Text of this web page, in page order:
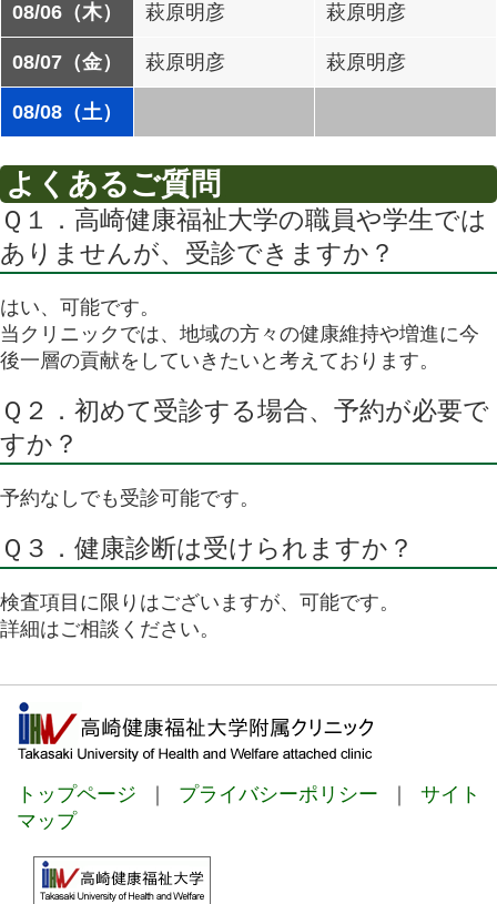
08/06（木） 萩原明彦 萩原明彦
08/07（金） 萩原明彦 萩原明彦
08/08（土）
よくあるご質問
Ｑ１．高崎健康福祉大学の職員や学生では
ありませんが、受診できますか？
はい、可能です。
当クリニックでは、地域の方々の健康維持や増進に今
後一層の貢献をしていきたいと考えております。
Ｑ２．初めて受診する場合、予約が必要で
すか？
予約なしでも受診可能です。
Ｑ３．健康診断は受けられますか？
検査項目に限りはございますが、可能です。
詳細はご相談ください。
トップページ プライバシーポリシー
サイト
マップ